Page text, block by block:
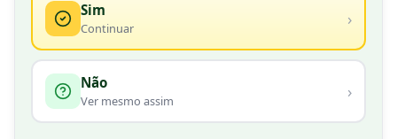
Sim
Continuar ›
Não
Ver mesmo assim ›